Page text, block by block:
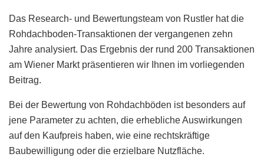
Das Research- und Bewertungsteam von Rustler hat die
Rohdachboden-Transaktionen der vergangenen zehn
Jahre analysiert. Das Ergebnis der rund 200 Transaktionen
am Wiener Markt präsentieren wir Ihnen im vorliegenden
Beitrag.
Bei der Bewertung von Rohdachböden ist besonders auf
jene Parameter zu achten, die erhebliche Auswirkungen
auf den Kaufpreis haben, wie eine rechtskräftige
Baubewilligung oder die erzielbare Nutzfläche.